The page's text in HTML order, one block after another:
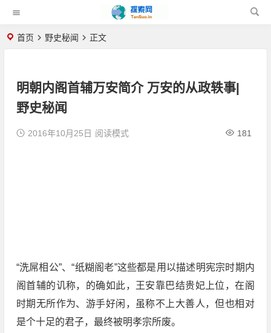
首页 野史秘闻 正文
明朝内阁首辅万安简介 万安的从政轶事|
野史秘闻
2016年10月25日 181
阅读模式
“洗屌相公”、“纸糊阁老”这些都是用以描述明宪宗时期内
阁首辅的讥称，的确如此，王安靠巴结贵妃上位，在阁
时期无所作为、游手好闲，虽称不上大善人，但也相对
是个十足的君子，最终被明孝宗所废。